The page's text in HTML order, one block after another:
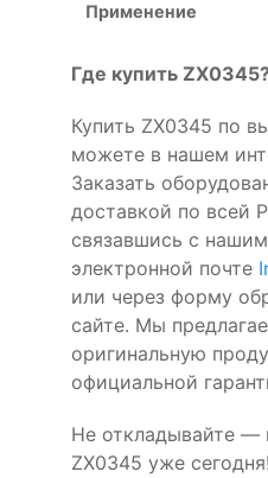
Применение
Где купить
Купить ZX0345 по
можете в нашем
Заказать
доставкой по всей
связавшись с
электронной почте
или через форму
сайте. Мы
оригинальную
официальной
Не откладывайте —
ZX0345 уже